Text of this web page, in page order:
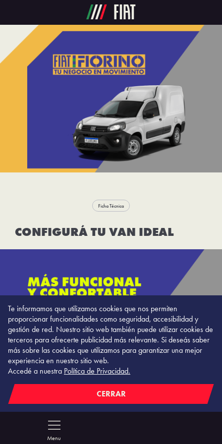
Te informamos que utilizamos cookies que nos permiten
proporcionar funcionalidades como seguridad, accesibilidad y
gestión de red. Nuestro sitio web también puede utilizar cookies de
terceros para ofrecerte publicidad más relevante. Si deseás saber
más sobre las cookies que utilizamos para garantizar una mejor
experiencia en nuestro sitio web.
Accedé a nuestra Política de Privacidad.
CERRAR
Ficha Técnica
CONFIGURÁ TU VAN IDEAL
Menu